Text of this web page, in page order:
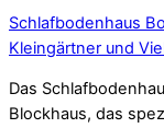
Schlafbodenhaus
Kleingärtner und
Das
Blockhaus, das